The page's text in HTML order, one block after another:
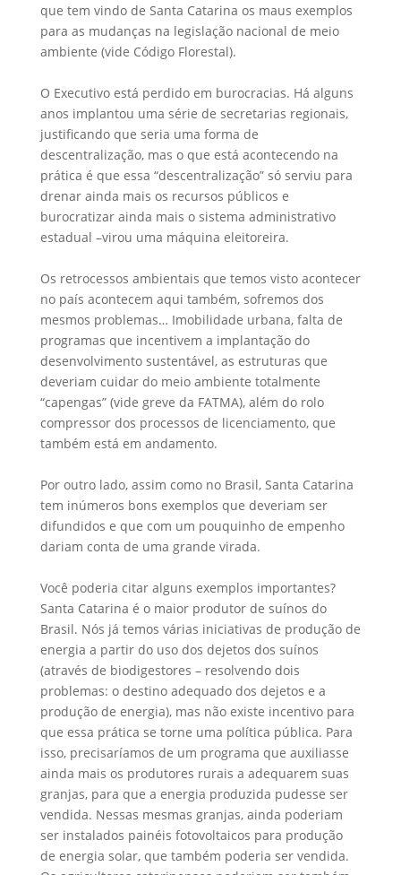
que tem vindo de Santa Catarina os maus exemplos
para as mudanças na legislação nacional de meio
ambiente (vide Código Florestal).
O Executivo está perdido em burocracias. Há alguns
anos implantou uma série de secretarias regionais,
justificando que seria uma forma de
descentralização, mas o que está acontecendo na
prática é que essa “descentralização” só serviu para
drenar ainda mais os recursos públicos e
burocratizar ainda mais o sistema administrativo
estadual –virou uma máquina eleitoreira.
Os retrocessos ambientais que temos visto acontecer
no país acontecem aqui também, sofremos dos
mesmos problemas… Imobilidade urbana, falta de
programas que incentivem a implantação do
desenvolvimento sustentável, as estruturas que
deveriam cuidar do meio ambiente totalmente
“capengas” (vide greve da FATMA), além do rolo
compressor dos processos de licenciamento, que
também está em andamento.
Por outro lado, assim como no Brasil, Santa Catarina
tem inúmeros bons exemplos que deveriam ser
difundidos e que com um pouquinho de empenho
dariam conta de uma grande virada.
Você poderia citar alguns exemplos importantes?
Santa Catarina é o maior produtor de suínos do
Brasil. Nós já temos várias iniciativas de produção de
energia a partir do uso dos dejetos dos suínos
(através de biodigestores – resolvendo dois
problemas: o destino adequado dos dejetos e a
produção de energia), mas não existe incentivo para
que essa prática se torne uma política pública. Para
isso, precisaríamos de um programa que auxiliasse
ainda mais os produtores rurais a adequarem suas
granjas, para que a energia produzida pudesse ser
vendida. Nessas mesmas granjas, ainda poderiam
ser instalados painéis fotovoltaicos para produção
de energia solar, que também poderia ser vendida.